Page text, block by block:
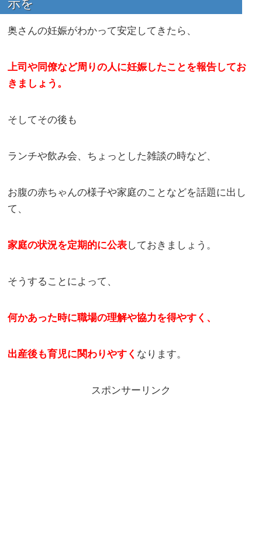
示を
奥さんの妊娠がわかって安定してきたら、
上司や同僚など周りの人に妊娠したことを報告してお
きましょう。
そしてその後も
ランチや飲み会、ちょっとした雑談の時など、
お腹の赤ちゃんの様子や家庭のことなどを話題に出し
て、
家庭の状況を定期的に公表しておきましょう。
そうすることによって、
何かあった時に職場の理解や協力を得やすく、
出産後も育児に関わりやすく なります。
スポンサーリンク